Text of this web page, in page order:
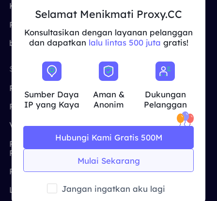
Pemantauan SEO
Verifikasi Iklan
Pengikisan & Perayapan Web
Lihat Semua
Mitra
ALAT GRATIS
Pemeriksa Proksi
Daftar Proksi Gratis
LOKASI
Amerika Serikat
Inggris Raya
Pertanyaan Umum
blog
Panduan Pengguna
INTEGRASI
Lebih Banyak Integrasi
中文
English
Việt Nam
Indonesia
MenikmatiDiskon 77%.dan Bertindak
Perumahan $0/GB $0/Hari tanpa batas
Masuk Mendaftar
Kasus Penggunaan
Pusat Bantuan
blog
SLOUSI
Riset Pasar
Perlindungan Merek
Verifikasi Iklan
Pengikisan &
Perayapan Web
Pemantauan SEO
Lagi
LOKASI
Inggris Raya
Jerman
India
Jepang
Selamat Menikmati Proxy.CC
Konsultasikan dengan layanan pelanggan
dan dapatkan lalu lintas 500 juta gratis!
Sumber Daya
IP yang Kaya
Aman &
Anonim
Dukungan
Pelanggan
Mulai Sekarang
Hubungi Kami Gratis 500M
Jangan ingatkan aku lagi